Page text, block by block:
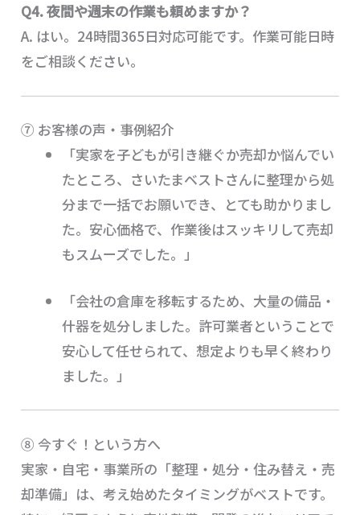
Q4. 夜間や週末の作業も頼めますか？
A. はい。24時間365日対応可能です。作業可能日時
をご相談ください。
⑦ お客様の声・事例紹介
「実家を子どもが引き継ぐか売却か悩んでい
たところ、さいたまベストさんに整理から処
分まで一括でお願いでき、とても助かりまし
た。安心価格で、作業後はスッキリして売却
もスムーズでした。」
「会社の倉庫を移転するため、大量の備品・
什器を処分しました。許可業者ということで
安心して任せられて、想定よりも早く終わり
ました。」
⑧ 今すぐ！という方へ
実家・自宅・事業所の「整理・処分・住み替え・売
却準備」は、考え始めたタイミングがベストです。